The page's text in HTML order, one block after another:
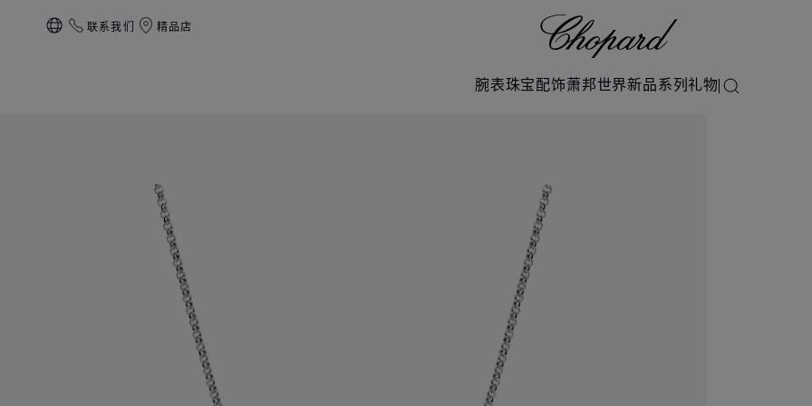
本地化（更改国家/地区）
联系我们 精品店
腕表珠宝配饰萧邦世界新品系列礼物搜索